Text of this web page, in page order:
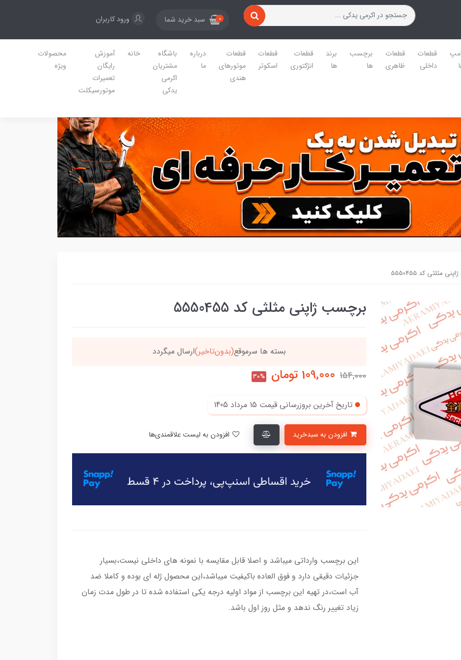
0 سبد خرید شما ورود کاربران
قطعات
داخلی
قطعات
ظاهری
برچسب
ها
برند
ها
قطعات
انژکتوری
قطعات
اسکوتر
قطعات
موتورهای
هندی
درباره
ما
باشگاه
مشتریان
اکرمی
یدکی
خانه
آموزش
رایگان
تعمیرات
موتورسیکلت
محصولات
ویژه
مثلثی کد 5550455
برچسب ژاپنی مثلثی کد 5550455
ارسال میگردد خریدتو به5میلیون برسون،ارسالت‌رایگانه
154,000
109,000 تومان 30%
تاریخ آخرین بروزرسانی قیمت 15 مرداد 1405
این برچسب وارداتی میباشد و اصلا قابل مقایسه با نمونه های داخلی نیست،بسیار
جزئیات دقیقی دارد و فوق العاده باکیفیت میباشد،این محصول ژله ای بوده و کاملا ضد
آب است،در تهیه این برچسب از مواد اولیه درجه یکی استفاده شده تا در طول مدت زمان
زیاد تغییر رنگ ندهد و مثل روز اول باشد.